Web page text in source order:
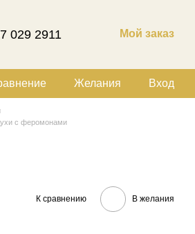
029 2911 Мой заказ
Желания Вход
с феромонами
К сравнению В желания